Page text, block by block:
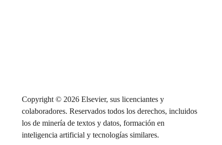
Copyright © 2026 Elsevier, sus licenciantes y
colaboradores. Reservados todos los derechos, incluidos
los de minería de textos y datos, formación en
inteligencia artificial y tecnologías similares.